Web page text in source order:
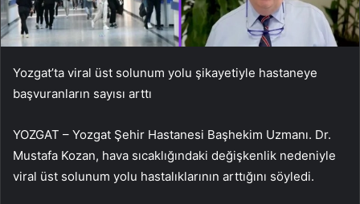
Yozgat’ta viral üst solunum yolu şikayetiyle hastaneye
başvuranların sayısı arttı
YOZGAT – Yozgat Şehir Hastanesi Başhekim Uzmanı. Dr.
Mustafa Kozan, hava sıcaklığındaki değişkenlik nedeniyle
viral üst solunum yolu hastalıklarının arttığını söyledi.